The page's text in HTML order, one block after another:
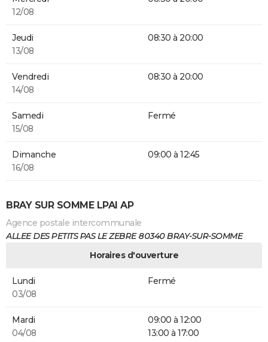
12/08
Jeudi
13/08
08:30 à 20:00
Vendredi
14/08
08:30 à 20:00
Samedi
15/08
Fermé
Dimanche
16/08
09:00 à 12:45
BRAY SUR SOMME LPAI AP
Agence postale intercommunale
ALLEE DES PETITS PAS LE ZEBRE 80340 BRAY-SUR-SOMME
Horaires d'ouverture
Lundi
03/08
Fermé
Mardi
04/08
09:00 à 12:00
13:00 à 17:00